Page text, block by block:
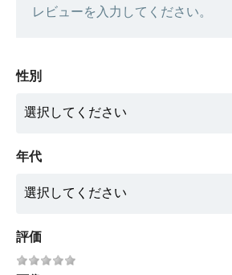
レビューを入力してください。
性別
年代
評価